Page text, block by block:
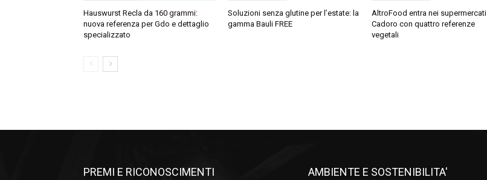
Hauswurst Recla da 160 grammi:
nuova referenza per Gdo e dettaglio
specializzato
Soluzioni senza glutine per l’estate: la
gamma Bauli FREE
AltroFood entra nei supermercati
Cadoro con quattro referenze
vegetali
PREMI E RICONOSCIMENTI AMBIENTE E SOSTENIBILITA'